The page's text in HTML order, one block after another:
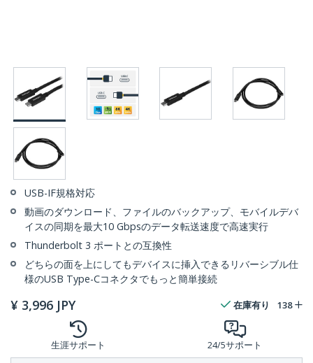
USB-IF規格対応
動画のダウンロード、ファイルのバックアップ、モバイルデバ
イスの同期を最大10 Gbpsのデータ転送速度で高速実行
Thunderbolt 3 ポートとの互換性
どちらの面を上にしてもデバイスに挿入できるリバーシブル仕
様のUSB Type-Cコネクタでもっと簡単接続
¥ 3,996 JPY 在庫有り 138
生涯サポート 24/5サポート